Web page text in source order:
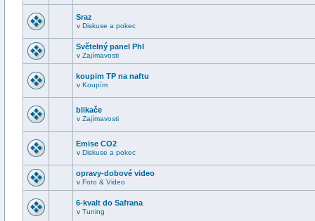
Sraz
v Diskuse a pokec
Světelný panel PhI
v Zajímavosti
koupim TP na naftu
v Koupím
blikače
v Zajímavosti
Emise CO2
v Diskuse a pokec
opravy-dobové video
v Foto & Video
6-kvalt do Safrana
v Tuning